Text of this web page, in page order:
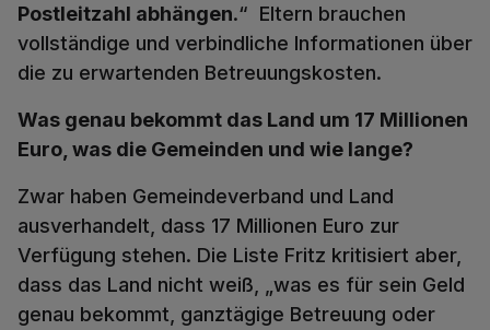
Postleitzahl abhängen.“ Eltern brauchen
vollständige und verbindliche Informationen über
die zu erwartenden Betreuungskosten.
Was genau bekommt das Land um 17 Millionen
Euro, was die Gemeinden und wie lange?
Zwar haben Gemeindeverband und Land
ausverhandelt, dass 17 Millionen Euro zur
Verfügung stehen. Die Liste Fritz kritisiert aber,
dass das Land nicht weiß, „was es für sein Geld
genau bekommt, ganztägige Betreuung oder